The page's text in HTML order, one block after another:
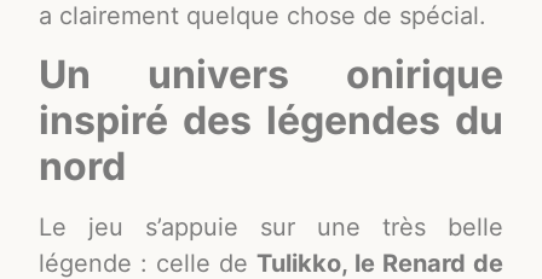
a clairement quelque chose de spécial.
Un univers onirique
inspiré des légendes du
nord
Le jeu s’appuie sur une très belle
légende : celle de Tulikko, le Renard de